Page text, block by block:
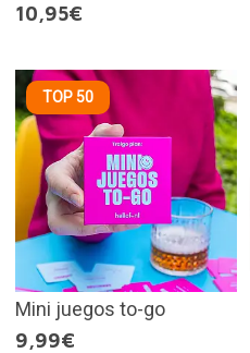
10,95€
TOP 50
Mini juegos to-go
9,99€